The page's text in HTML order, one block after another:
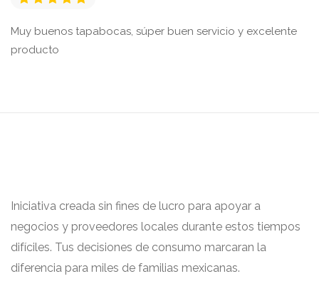
Muy buenos tapabocas, súper buen servicio y excelente
producto
Iniciativa creada sin fines de lucro para apoyar a
negocios y proveedores locales durante estos tiempos
difíciles. Tus decisiones de consumo marcaran la
diferencia para miles de familias mexicanas.